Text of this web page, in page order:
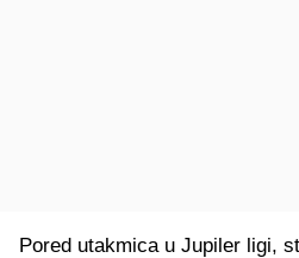
Pored utakmica u Jupiler ligi,